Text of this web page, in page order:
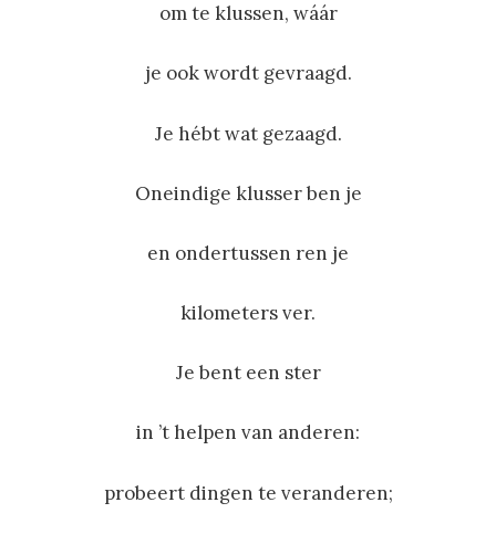
om te klussen, wáár
je ook wordt gevraagd.
Je hébt wat gezaagd.
Oneindige klusser ben je
en ondertussen ren je
kilometers ver.
Je bent een ster
in ’t helpen van anderen:
probeert dingen te veranderen;